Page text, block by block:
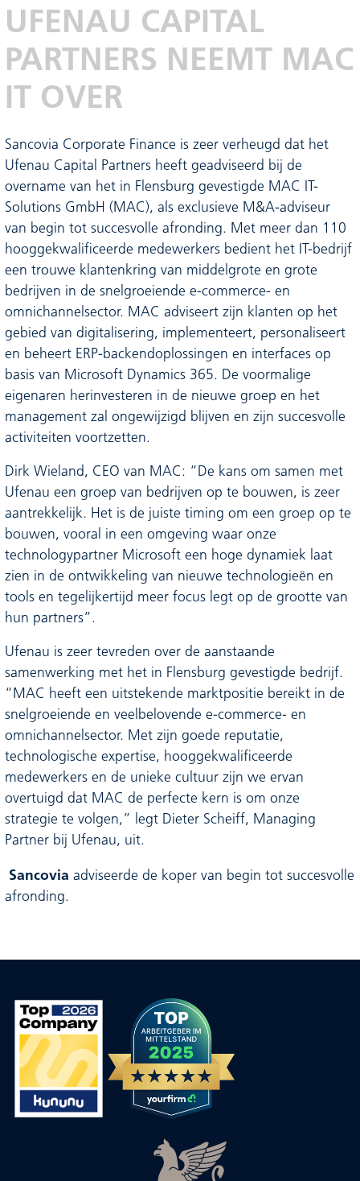
UFENAU CAPITAL
PARTNERS NEEMT MAC
IT OVER
Sancovia Corporate Finance is zeer verheugd dat het
Ufenau Capital Partners heeft geadviseerd bij de
overname van het in Flensburg gevestigde MAC IT-
Solutions GmbH (MAC), als exclusieve M&A-adviseur
van begin tot succesvolle afronding. Met meer dan 110
hooggekwalificeerde medewerkers bedient het IT-bedrijf
een trouwe klantenkring van middelgrote en grote
bedrijven in de snelgroeiende e-commerce- en
omnichannelsector. MAC adviseert zijn klanten op het
gebied van digitalisering, implementeert, personaliseert
en beheert ERP-backendoplossingen en interfaces op
basis van Microsoft Dynamics 365. De voormalige
eigenaren herinvesteren in de nieuwe groep en het
management zal ongewijzigd blijven en zijn succesvolle
activiteiten voortzetten.
Dirk Wieland, CEO van MAC: “De kans om samen met
Ufenau een groep van bedrijven op te bouwen, is zeer
aantrekkelijk. Het is de juiste timing om een groep op te
bouwen, vooral in een omgeving waar onze
technologypartner Microsoft een hoge dynamiek laat
zien in de ontwikkeling van nieuwe technologieën en
tools en tegelijkertijd meer focus legt op de grootte van
hun partners”.
Ufenau is zeer tevreden over de aanstaande
samenwerking met het in Flensburg gevestigde bedrijf.
“MAC heeft een uitstekende marktpositie bereikt in de
snelgroeiende en veelbelovende e-commerce- en
omnichannelsector. Met zijn goede reputatie,
technologische expertise, hooggekwalificeerde
medewerkers en de unieke cultuur zijn we ervan
overtuigd dat MAC de perfecte kern is om onze
strategie te volgen,” legt Dieter Scheiff, Managing
Partner bij Ufenau, uit.
Sancovia adviseerde de koper van begin tot succesvolle
afronding.